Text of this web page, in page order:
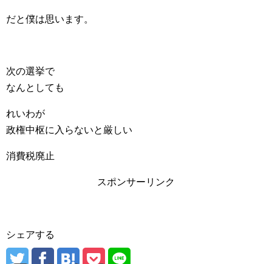
だと僕は思います。
次の選挙で
なんとしても
れいわが
政権中枢に入らないと厳しい
消費税廃止
スポンサーリンク
シェアする